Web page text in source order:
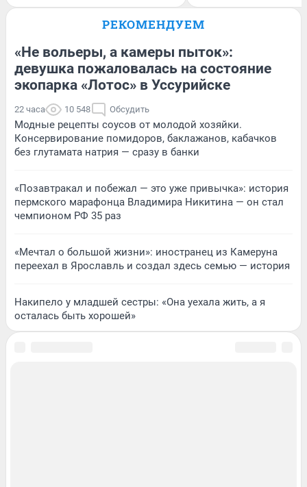
РЕКОМЕНДУЕМ
«Не вольеры, а камеры пыток»:
девушка пожаловалась на состояние
экопарка «Лотос» в Уссурийске
22 часа 10 548 Обсудить
Модные рецепты соусов от молодой хозяйки.
Консервирование помидоров, баклажанов, кабачков
без глутамата натрия — сразу в банки
«Позавтракал и побежал — это уже привычка»: история
пермского марафонца Владимира Никитина — он стал
чемпионом РФ 35 раз
«Мечтал о большой жизни»: иностранец из Камеруна
переехал в Ярославль и создал здесь семью — история
Накипело у младшей сестры: «Она уехала жить, а я
осталась быть хорошей»